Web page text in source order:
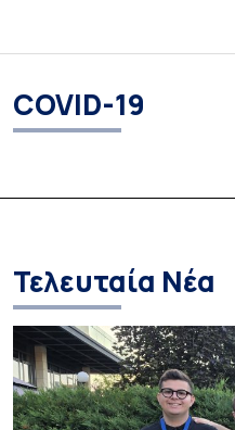
COVID-19
Τελευταία Νέα